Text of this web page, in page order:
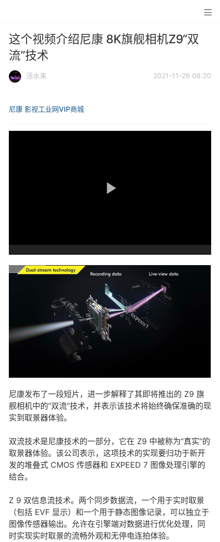
这个视频介绍尼康 8K旗舰相机Z9“双
流”技术
活水来 2021-11-26 08:20
尼康 影视工业网VIP商城
尼康发布了一段短片，进一步解释了其即将推出的 Z9 旗
舰相机中的“双流”技术，并表示该技术将始终确保准确的现
实到取景器体验。
双流技术是尼康技术的一部分，它在 Z9 中被称为“真实”的
取景器体验。该公司表示，这项技术的实现要归功于新开
发的堆叠式 CMOS 传感器和 EXPEED 7 图像处理引擎的
结合。
Z 9 双信息流技术。两个同步数据流，一个用于实时取景
（包括 EVF 显示）和一个用于静态图像记录，可以独立于
图像传感器输出。允许在引擎端对数据进行优化处理，同
时实现实时取景的流畅外观和无停电连拍体验。